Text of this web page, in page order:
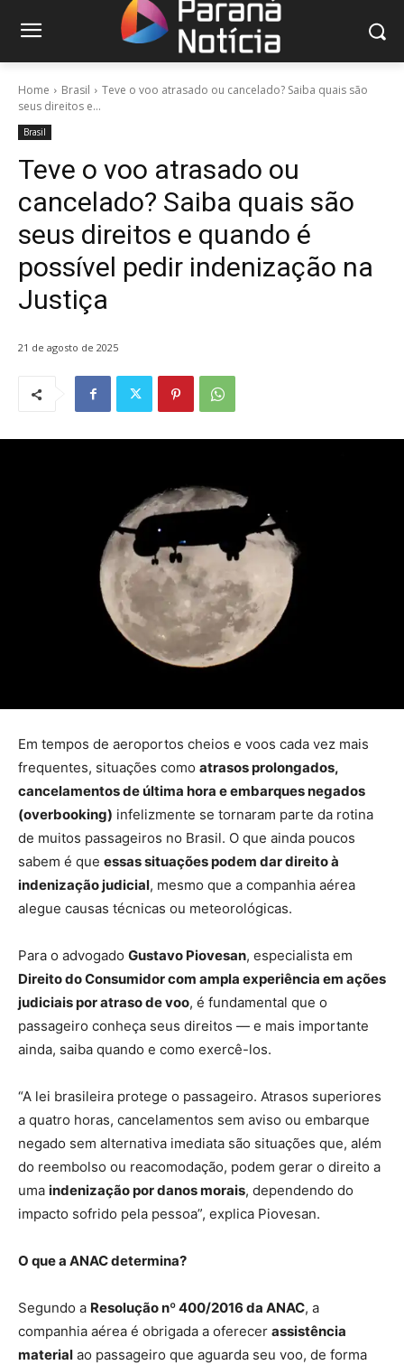
Home Brasil
Teve o voo atrasado ou cancelado? Saiba quais são
seus direitos e...
Brasil
Teve o voo atrasado ou
cancelado? Saiba quais são
seus direitos e quando é
possível pedir indenização na
Justiça
21 de agosto de 2025
Em tempos de aeroportos cheios e voos cada vez mais
frequentes, situações como atrasos prolongados,
cancelamentos de última hora e embarques negados
(overbooking) infelizmente se tornaram parte da rotina
de muitos passageiros no Brasil. O que ainda poucos
sabem é que essas situações podem dar direito à
indenização judicial, mesmo que a companhia aérea
alegue causas técnicas ou meteorológicas.
Para o advogado Gustavo Piovesan, especialista em
Direito do Consumidor com ampla experiência em ações
judiciais por atraso de voo, é fundamental que o
passageiro conheça seus direitos — e mais importante
ainda, saiba quando e como exercê-los.
“A lei brasileira protege o passageiro. Atrasos superiores
a quatro horas, cancelamentos sem aviso ou embarque
negado sem alternativa imediata são situações que, além
do reembolso ou reacomodação, podem gerar o direito a
uma indenização por danos morais, dependendo do
impacto sofrido pela pessoa”, explica Piovesan.
O que a ANAC determina?
Segundo a Resolução nº 400/2016 da ANAC, a
companhia aérea é obrigada a oferecer assistência
material ao passageiro que aguarda seu voo, de forma